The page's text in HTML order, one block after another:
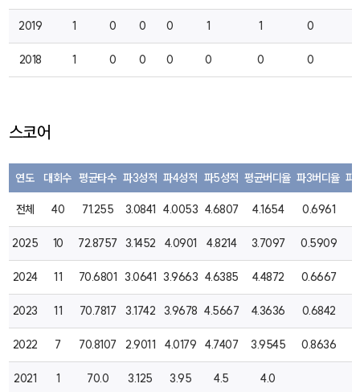
2019 1 0 0 0 1 1 0
2018 1 0 0 0 0 0 0
스코어
연도 대회수 평균타수 파3성적 파4성적 파5성적 평균버디율 파3버디율 파
전체 40 71.255 3.0841 4.0053 4.6807 4.1654 0.6961
2025 10 72.8757 3.1452 4.0901 4.8214 3.7097 0.5909
2024 11 70.6801 3.0641 3.9663 4.6385 4.4872 0.6667
2023 11 70.7817 3.1742 3.9678 4.5667 4.3636 0.6842
2022 7 70.8107 2.9011 4.0179 4.7407 3.9545 0.8636
2021 1 70.0 3.125 3.95 4.5 4.0